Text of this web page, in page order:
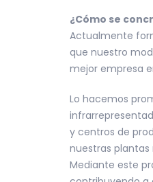
¿Cómo se
Actualmente
que nuestro
mejor empresa
Lo hacemos
y centros de
nuestras
Mediante este